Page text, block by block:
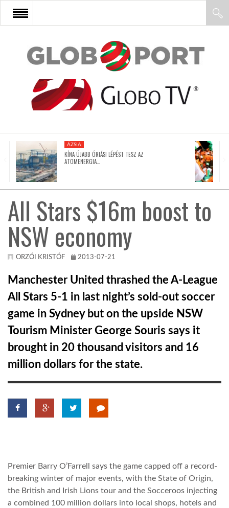
FŐOLDAL
AFRIKA
ÁZSIA
LATIN-AMERIKA
AUSZTRÁLIA
A VILÁG ITTHON
MÉDIA
TROPICALMAGAZIN
ÁZSIA
KÍNA ÚJABB ÓRIÁSI LÉPÉST TESZ AZ
ATOMENERGIA…
All Stars $16m boost to
NSW economy
ORZÓI KRISTÓF 2013-07-21
Manchester United thrashed the A-League
All Stars 5-1 in last night’s sold-out soccer
game in Sydney but on the upside NSW
Tourism Minister George Souris says it
brought in 20 thousand visitors and 16
million dollars for the state.
Premier Barry O’Farrell says the game capped off a record-
breaking winter of major events, with the State of Origin,
the British and Irish Lions tour and the Socceroos injecting
a combined 100 million dollars into local shops, hotels and